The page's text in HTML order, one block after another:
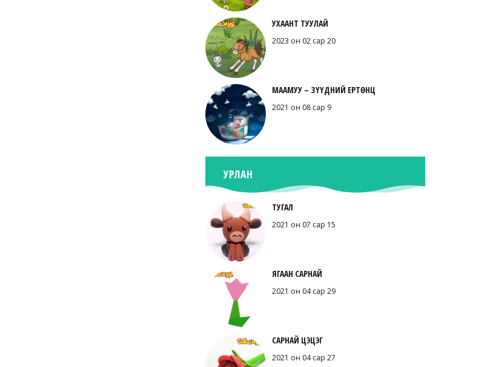
УХААНТ ТУУЛАЙ
2023 он 02 сар 20
МААМУУ – ЗҮҮДНИЙ ЕРТӨНЦ
2021 он 08 сар 9
УРЛАН
ТУГАЛ
2021 он 07 сар 15
ЯГААН САРНАЙ
2021 он 04 сар 29
САРНАЙ ЦЭЦЭГ
2021 он 04 сар 27